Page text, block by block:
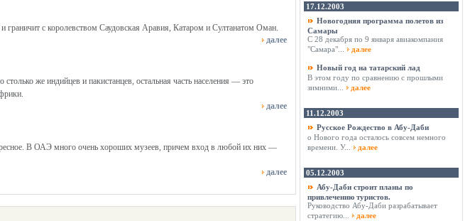
граничит с королевством Саудовская Аравия, Катаром и Султанатом Оман.
далее
же индийцев и пакистанцев, остальная часть населения — это
далее
В ОАЭ много очень хороших музеев, причем вход в любой их них —
далее
17.12.2003
Новогодняя программа полетов из
Самары
С 28 декабря по 9 января авиакомпания
"Самара"...
далее
Новый год на татарский лад
В этом году по сравнению с прошлыми
зимними...
далее
11.12.2003
Русское Рождество в Абу-Даби
о Нового года осталось совсем немного
времени. У...
далее
05.12.2003
Абу-Даби строит планы по
привлечению туристов.
Руководство Абу-Даби разрабатывает
стратегию...
далее